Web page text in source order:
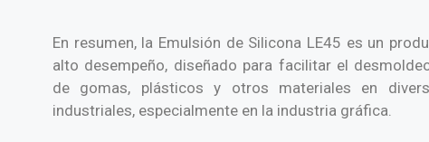
En resumen, la Emulsión de Silicona LE45 es un
alto desempeño, diseñado para facilitar el
de gomas, plásticos y otros materiales en
industriales, especialmente en la industria gráfica.